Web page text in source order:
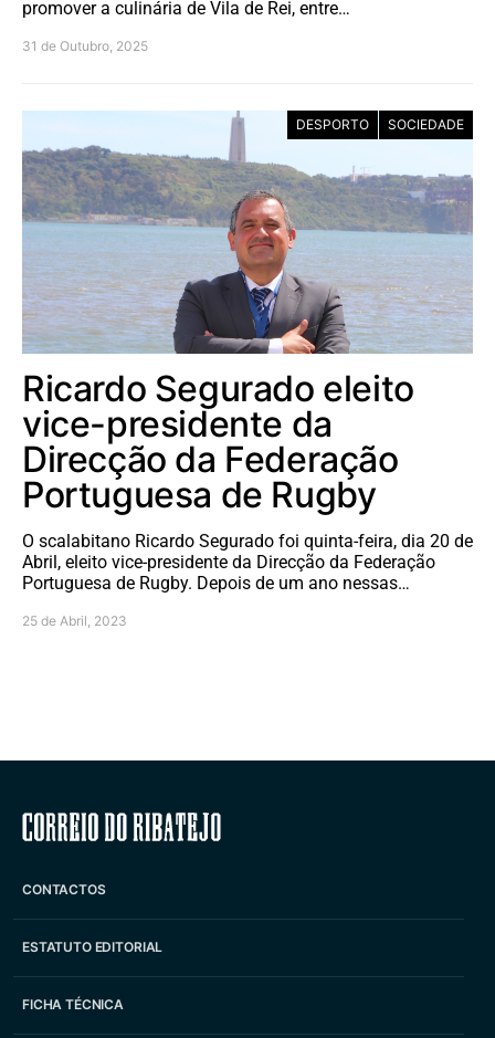
promover a culinária de Vila de Rei, entre…
31 de Outubro, 2025
DESPORTO SOCIEDADE
Ricardo Segurado eleito
vice-presidente da
Direcção da Federação
Portuguesa de Rugby
O scalabitano Ricardo Segurado foi quinta-feira, dia 20 de
Abril, eleito vice-presidente da Direcção da Federação
Portuguesa de Rugby. Depois de um ano nessas…
25 de Abril, 2023
Correio do Ribatejo
CONTACTOS
ESTATUTO EDITORIAL
FICHA TÉCNICA